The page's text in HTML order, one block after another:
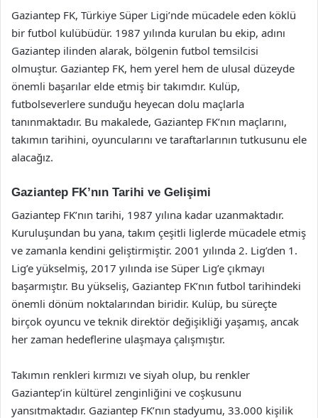
Gaziantep FK, Türkiye Süper Ligi’nde mücadele eden köklü
bir futbol kulübüdür. 1987 yılında kurulan bu ekip, adını
Gaziantep ilinden alarak, bölgenin futbol temsilcisi
olmuştur. Gaziantep FK, hem yerel hem de ulusal düzeyde
önemli başarılar elde etmiş bir takımdır. Kulüp,
futbolseverlere sunduğu heyecan dolu maçlarla
tanınmaktadır. Bu makalede, Gaziantep FK’nın maçlarını,
takımın tarihini, oyuncularını ve taraftarlarının tutkusunu ele
alacağız.
Gaziantep FK’nın Tarihi ve Gelişimi
Gaziantep FK’nın tarihi, 1987 yılına kadar uzanmaktadır.
Kuruluşundan bu yana, takım çeşitli liglerde mücadele etmiş
ve zamanla kendini geliştirmiştir. 2001 yılında 2. Lig’den 1.
Lig’e yükselmiş, 2017 yılında ise Süper Lig’e çıkmayı
başarmıştır. Bu yükseliş, Gaziantep FK’nın futbol tarihindeki
önemli dönüm noktalarından biridir. Kulüp, bu süreçte
birçok oyuncu ve teknik direktör değişikliği yaşamış, ancak
her zaman hedeflerine ulaşmaya çalışmıştır.
Takımın renkleri kırmızı ve siyah olup, bu renkler
Gaziantep’in kültürel zenginliğini ve coşkusunu
yansıtmaktadır. Gaziantep FK’nın stadyumu, 33.000 kişilik